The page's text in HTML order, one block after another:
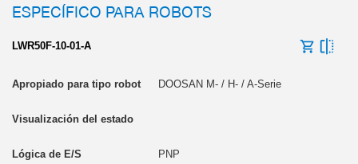
ESPECÍFICO PARA ROBOTS
LWR50F-10-01-A
DOOSAN M- / H- / A-Serie
PNP